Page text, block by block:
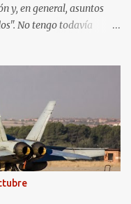
y, en general, asuntos
No tengo todavía
fotográfica en el
tenido tiempo de
asistí al Festival Aéreo de
realicé este pasado